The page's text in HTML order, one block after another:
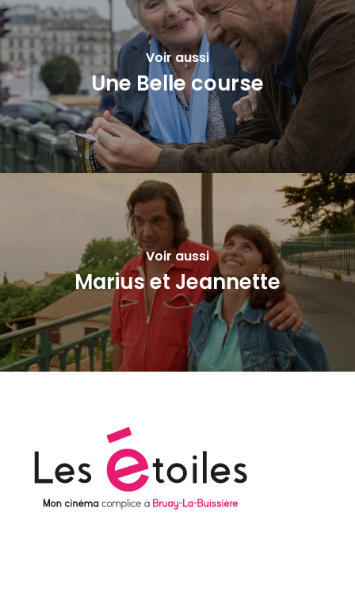
Voir aussi
Une Belle course
Voir aussi
Marius et Jeannette